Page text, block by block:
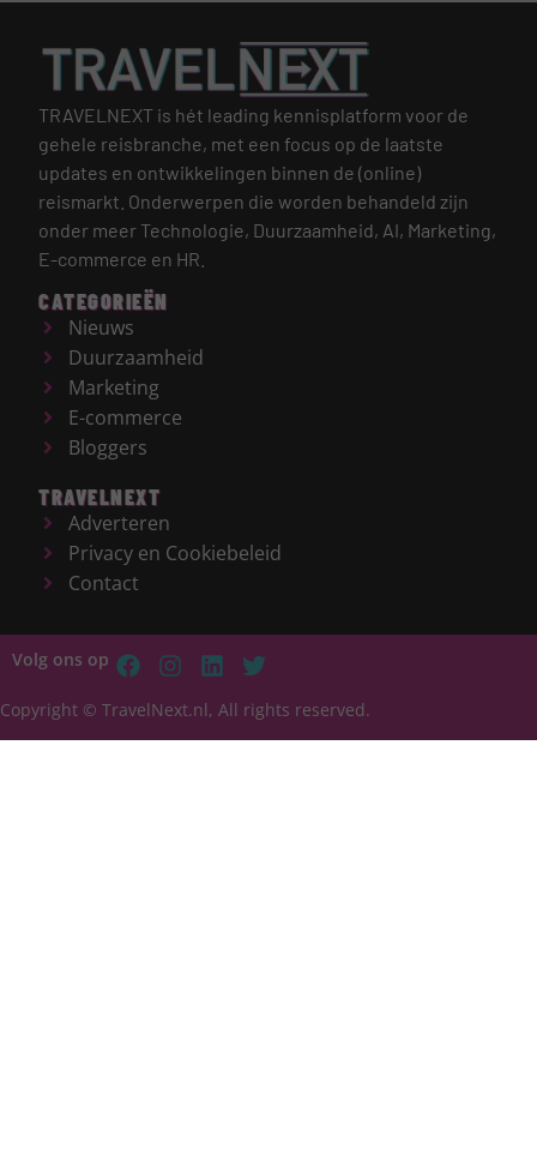
TRAVELNEXT is hét leading kennisplatform voor de
gehele reisbranche, met een focus op de laatste
updates en ontwikkelingen binnen de (online)
reismarkt. Onderwerpen die worden behandeld zijn
onder meer Technologie, Duurzaamheid, AI, Marketing,
E-commerce en HR.
CATEGORIEËN
Nieuws
Duurzaamheid
Marketing
E-commerce
Bloggers
TRAVELNEXT
Adverteren
Privacy en Cookiebeleid
Contact
Volg ons op
Copyright © TravelNext.nl, All rights reserved.